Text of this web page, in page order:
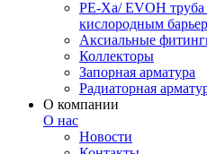
PE-Xa/ EVOH
кислородным
Аксиальные
Коллекторы
Запорная арматура
Радиаторная
О компании
О нас
Новости